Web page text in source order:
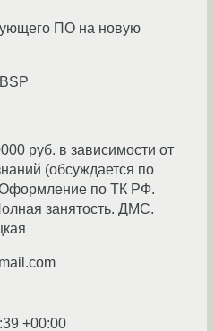
ПО на новую
руб. в зависимости от
(обсуждается по
Оформление по ТК РФ.
занятость. ДМС.
+00:00